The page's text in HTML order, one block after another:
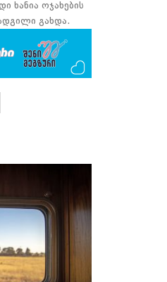
ხანია ოჯახების
გახდა.